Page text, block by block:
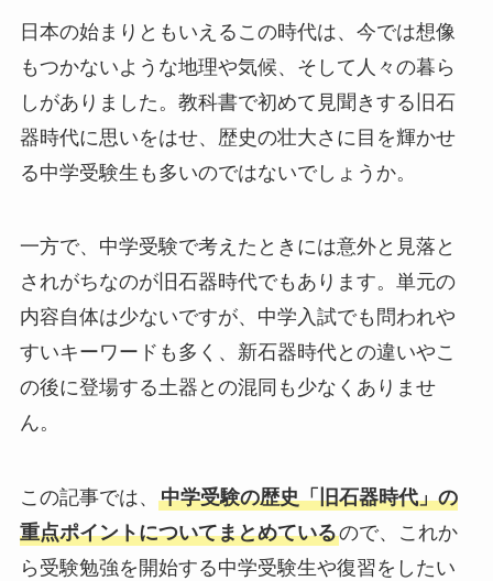
日本の始まりともいえるこの時代は、今では想像
もつかないような地理や気候、そして人々の暮ら
しがありました。教科書で初めて見聞きする旧石
器時代に思いをはせ、歴史の壮大さに目を輝かせ
る中学受験生も多いのではないでしょうか。
一方で、中学受験で考えたときには意外と見落と
されがちなのが旧石器時代でもあります。単元の
内容自体は少ないですが、中学入試でも問われや
すいキーワードも多く、新石器時代との違いやこ
の後に登場する土器との混同も少なくありませ
ん。
この記事では、 中学受験の歴史「旧石器時代」の
重点ポイントについてまとめているので、これか
ら受験勉強を開始する中学受験生や復習をしたい